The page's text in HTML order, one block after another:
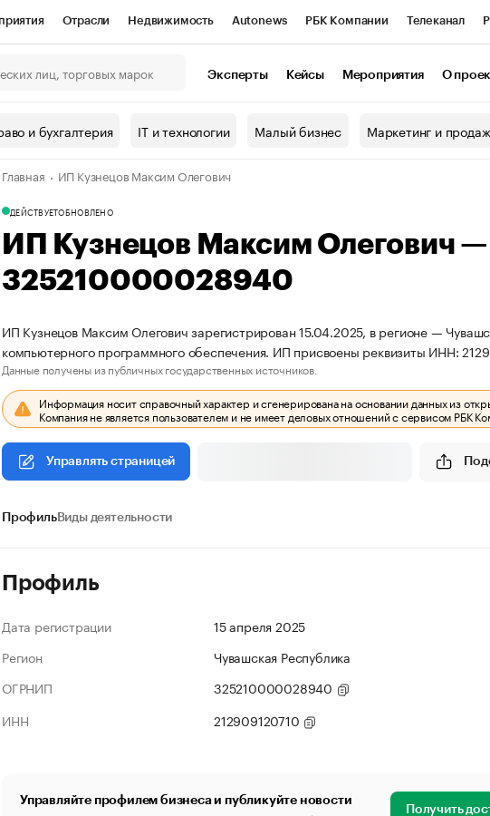
Отрасли Недвижимость Autonews РБК Компании Телеканал
Проверка контрагентов
валюты
Эксперты Кейсы Мероприятия О
и бухгалтерия IT и технологии Малый бизнес Маркетинг и
Главная ИП Кузнецов Максим Олегович
ДЕЙСТВУЕТОБНОВЛЕНО
ИП Кузнецов Максим Олегович
325210000028940
ИП Кузнецов Максим Олегович зарегистрирован 15.04.2025, в регионе —
компьютерного программного обеспечения. ИП присвоены реквизиты ИНН:
Данные получены из публичных государственных источников.
Информация носит справочный характер и сгенерирована на основании данных из
Компания не является пользователем и не имеет деловых отношений с сервисом РБК
Управлять страницей
ПрофильВиды деятельности
Профиль
Дата регистрации
15 апреля 2025
Регион
Чувашская Республика
ОГРНИП
325210000028940
ИНН
212909120710
Управляйте профилем бизнеса и публикуйте новости
Получить